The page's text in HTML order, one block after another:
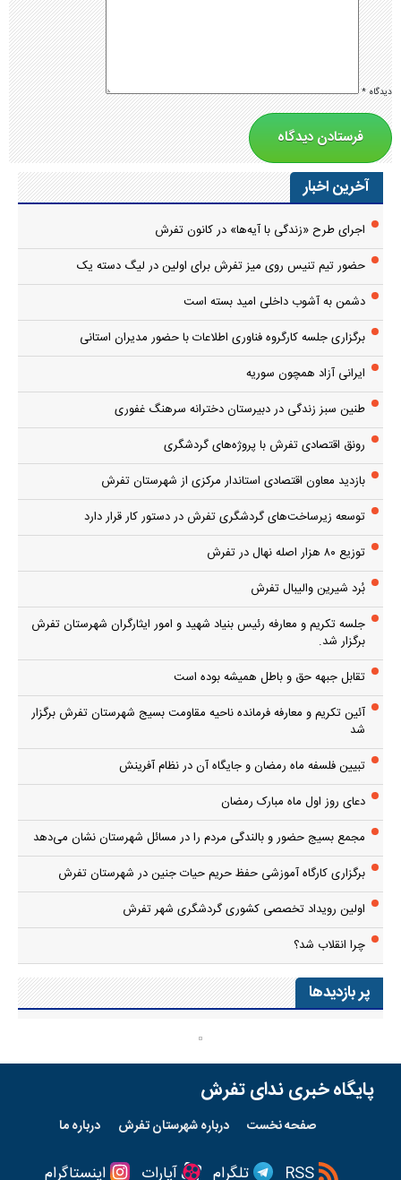
دیدگاه*
آخرین اخبار
اجرای طرح «زندگی با آیه‌ها» در کانون تفرش
حضور تیم تنیس روی میز تفرش برای اولین در لیگ دسته یک
دشمن به آشوب داخلی امید بسته است
برگزاری جلسه کارگروه فناوری اطلاعات با حضور مدیران استانی
ایرانی آزاد همچون سوریه
طنین سبز زندگی در دبیرستان دخترانه سرهنگ غفوری
رونق اقتصادی تفرش با پروژه‌های گردشگری
بازدید معاون اقتصادی استاندار مرکزی از شهرستان تفرش
توسعه زیرساخت‌های گردشگری تفرش در دستور کار قرار دارد
توزیع ۸۰ هزار اصله نهال در تفرش
بُرد شیرین والیبال تفرش
جلسه تکریم و معارفه رئیس بنیاد شهید و امور ایثارگران شهرستان تفرش
برگزار شد.
تقابل جبهه حق و باطل همیشه بوده است
آئین تکریم و معارفه فرمانده ناحیه مقاومت بسیج شهرستان تفرش برگزار
شد
تبیین فلسفه ماه رمضان و جایگاه آن در نظام آفرینش
دعای روز اول ماه مبارک رمضان
مجمع بسیج حضور و بالندگی مردم را در مسائل شهرستان نشان می‌دهد
برگزاری کارگاه آموزشی حفظ حریم حیات جنین در شهرستان تفرش
اولین رویداد تخصصی کشوری گردشگری شهر تفرش
چرا انقلاب شد؟
پر بازدیدها
پایگاه خبری ندای تفرش
صفحه نخست درباره شهرستان تفرش درباره ما
تلگرام آپارات اینستاگرام